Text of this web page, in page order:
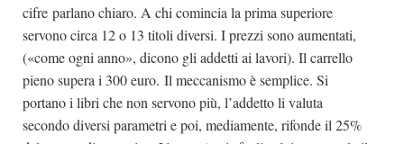
A Tutto Volume
Salone di Torino
Marketing
cifre parlano chiaro. A chi comincia la prima superiore
servono circa 12 o 13 titoli diversi. I prezzi sono aumentati,
(«come ogni anno», dicono gli addetti ai lavori). Il carrello
pieno supera i 300 euro. Il meccanismo è semplice. Si
portano i libri che non servono più, l’addetto li valuta
secondo diversi parametri e poi, mediamente, rifonde il 25%